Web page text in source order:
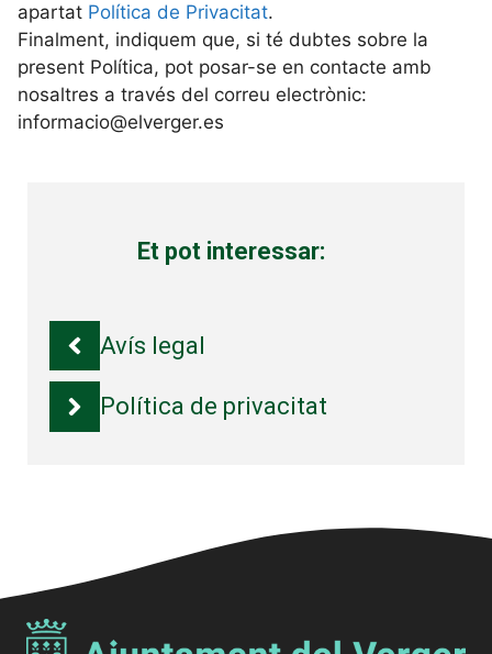
apartat Política de Privacitat.
Finalment, indiquem que, si té dubtes sobre la
present Política, pot posar-se en contacte amb
nosaltres a través del correu electrònic:
informacio@elverger.es
Et pot interessar:
Avís legal
Política de privacitat